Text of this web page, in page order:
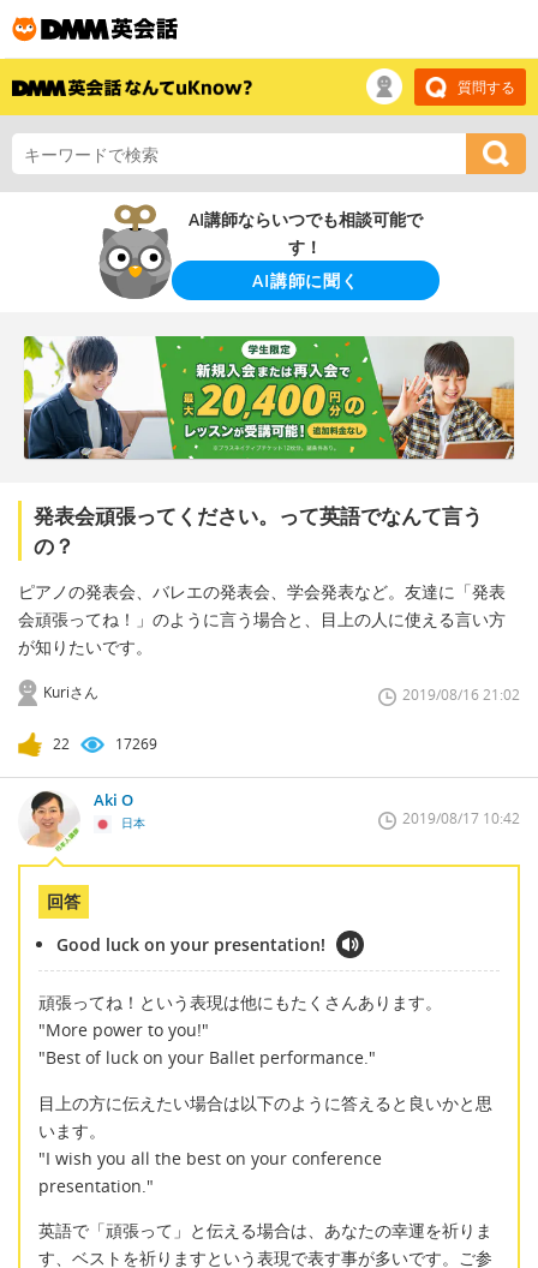
質問する
AI講師ならいつでも相談可能で
す！
AI講師に聞く
発表会頑張ってください。って英語でなんて言う
の？
ピアノの発表会、バレエの発表会、学会発表など。友達に「発表
会頑張ってね！」のように言う場合と、目上の人に使える言い方
が知りたいです。
Kuriさん 2019/08/16 21:02
22 17269
Aki O
日本 2019/08/17 10:42
回答
Good luck on your presentation!
頑張ってね！という表現は他にもたくさんあります。
"More power to you!"
"Best of luck on your Ballet performance."
目上の方に伝えたい場合は以下のように答えると良いかと思
います。
"I wish you all the best on your conference
presentation."
英語で「頑張って」と伝える場合は、あなたの幸運を祈りま
す、ベストを祈りますという表現で表す事が多いです。ご参